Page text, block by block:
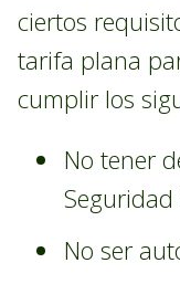
ciertos
tarifa plana
cumplir los
No tener
Seguridad
No ser